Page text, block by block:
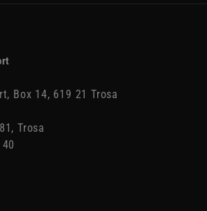
Box 14, 619 21 Trosa
Trosa